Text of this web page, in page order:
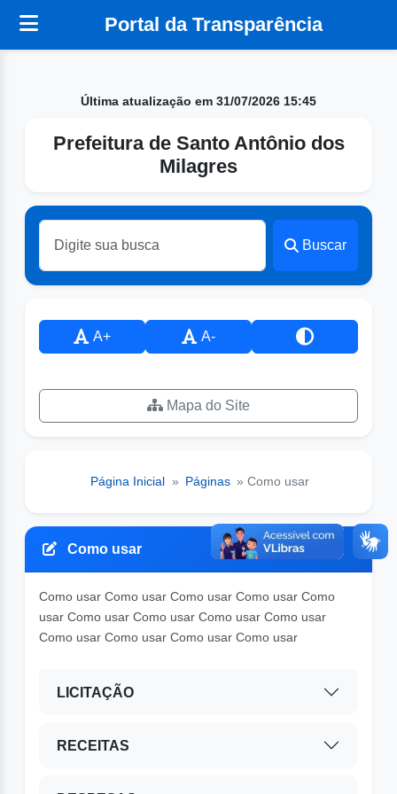
Portal da Transparência
Última atualização em 31/07/2026 15:45
Prefeitura de Santo Antônio dos
Milagres
Buscar
A+ A-
Mapa do Site
Página Inicial » Páginas » Como usar
Como usar
Como usar Como usar Como usar Como usar Como
usar Como usar Como usar Como usar Como usar
Como usar Como usar Como usar Como usar
LICITAÇÃO
RECEITAS